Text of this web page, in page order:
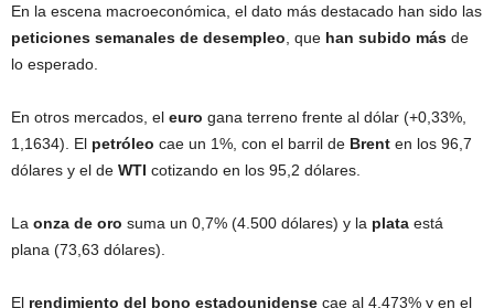
En la escena macroeconómica, el dato más destacado han sido las
peticiones semanales de desempleo , que han subido más de
lo esperado.
En otros mercados, el euro gana terreno frente al dólar (+0,33%,
1,1634). El petróleo cae un 1%, con el barril de Brent en los 96,7
dólares y el de WTI cotizando en los 95,2 dólares.
La onza de oro suma un 0,7% (4.500 dólares) y la plata está
plana (73,63 dólares).
El rendimiento del bono estadounidense cae al 4,473% y en el